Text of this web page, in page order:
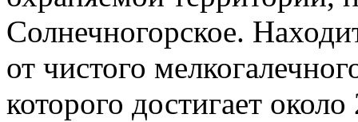
Солнечногорское.
от чистого
которого достигает